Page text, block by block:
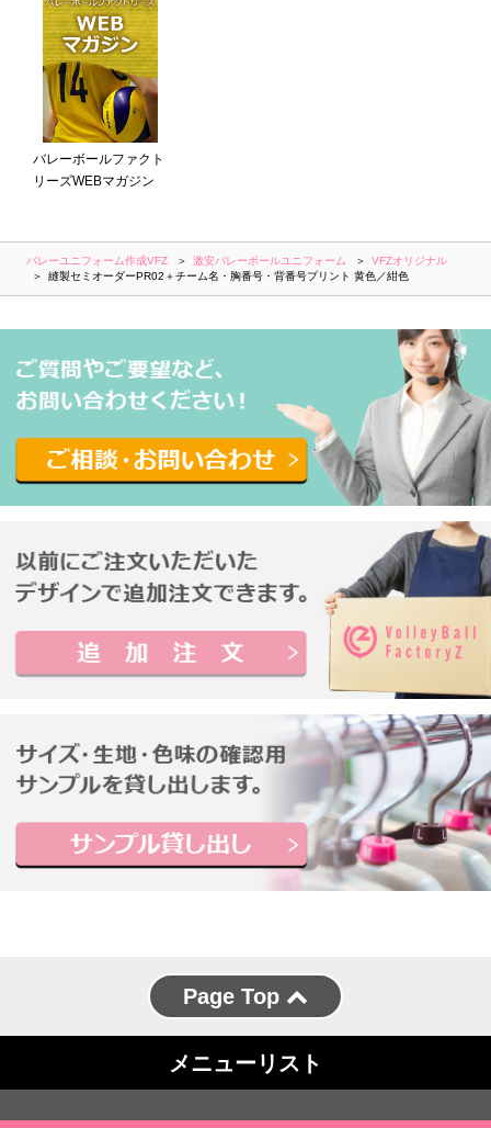
バレーボールファクト
リーズWEBマガジン
バレーユニフォーム作成VFZ 激安バレーボールユニフォーム
VFZオリジナル
縫製セミオーダーPR02＋チーム名・胸番号・背番号プリント 黄色／紺色
Page Top
メニューリスト